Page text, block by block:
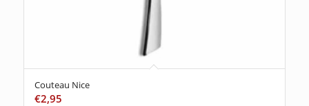
Couteau Nice
€2,95